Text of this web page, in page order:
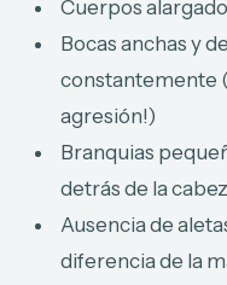
Cuerpos
Bocas anchas y
constantemente
agresión!)
Branquias
detrás de la
Ausencia de
diferencia de la